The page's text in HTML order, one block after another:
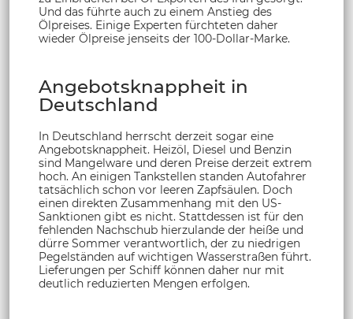
Und das führte auch zu einem Anstieg des
Ölpreises. Einige Experten fürchteten daher
wieder Ölpreise jenseits der 100-Dollar-Marke.
Angebotsknappheit in
Deutschland
In Deutschland herrscht derzeit sogar eine
Angebotsknappheit. Heizöl, Diesel und Benzin
sind Mangelware und deren Preise derzeit extrem
hoch. An einigen Tankstellen standen Autofahrer
tatsächlich schon vor leeren Zapfsäulen. Doch
einen direkten Zusammenhang mit den US-
Sanktionen gibt es nicht. Stattdessen ist für den
fehlenden Nachschub hierzulande der heiße und
dürre Sommer verantwortlich, der zu niedrigen
Pegelständen auf wichtigen Wasserstraßen führt.
Lieferungen per Schiff können daher nur mit
deutlich reduzierten Mengen erfolgen.